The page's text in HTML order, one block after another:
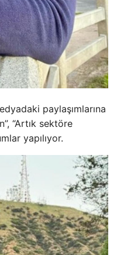
paylaşımlarına
“Artık sektöre
yapılıyor.